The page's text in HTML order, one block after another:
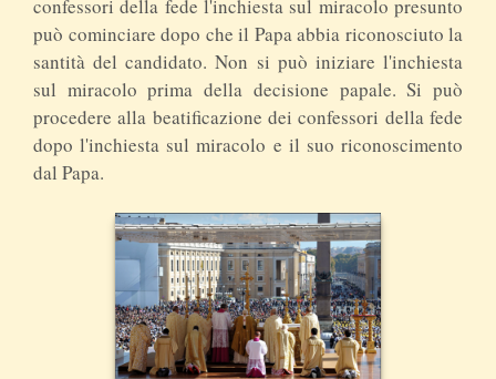
confessori della fede l'inchiesta sul miracolo presunto
può cominciare dopo che il Papa abbia riconosciuto la
santità del candidato. Non si può iniziare l'inchiesta
sul miracolo prima della decisione papale. Si può
procedere alla beatificazione dei confessori della fede
dopo l'inchiesta sul miracolo e il suo riconoscimento
dal Papa.